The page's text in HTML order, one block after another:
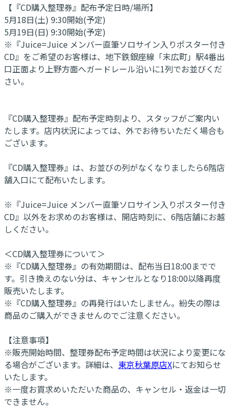
【『CD購入整理券』配布予定日時/場所】
5月18日(土) 9:30開始(予定)
5月19日(日) 9:30開始(予定)
※『Juice=Juice メンバー直筆ソロサイン入りポスター付き
CD』をご希望のお客様は、地下鉄銀座線「末広町」駅4番出
口正面より上野方面へガードレール沿いに1列でお並びくだ
さい。
『CD購入整理券』配布予定時刻より、スタッフがご案内い
たします。店内状況によっては、外でお待ちいただく場合も
ございます。
『CD購入整理券』は、お並びの列がなくなりましたら6階店
舗入口にて配布いたします。
※『Juice=Juice メンバー直筆ソロサイン入りポスター付き
CD』以外をお求めのお客様は、開店時刻に、6階店舗にお越
しください。
＜CD購入整理券について＞
※『CD購入整理券』の有効期間は、配布当日18:00までで
す。引き換えのない分は、キャンセルとなり18:00以降再度
販売いたします。
※『CD購入整理券』の再発行はいたしません。紛失の際は
商品のご購入ができませんのでご注意ください。
【注意事項】
※販売開始時間、整理券配布予定時間は状況により変更にな
る場合がございます。詳細は、 東京秋葉原店Xにてお知らせ
いたします。
※一度お買求めいただいた商品の、キャンセル・返金は一切
できません。